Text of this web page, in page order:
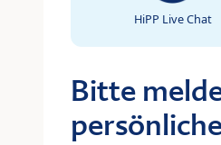
HiPP Live Chat
Bitte